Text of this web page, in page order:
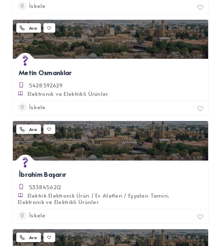
İskele
Ara
Metin Osmanlılar
5428592629
Elektronik ve Elektrikli Ürünler
İskele
Ara
İbrahim Başarır
5338456212
Elektrik Elektronik Ürün / Ev Aletleri / Eşyaları Tamiri
Elektronik ve Elektrikli Ürünler
İskele
Ara